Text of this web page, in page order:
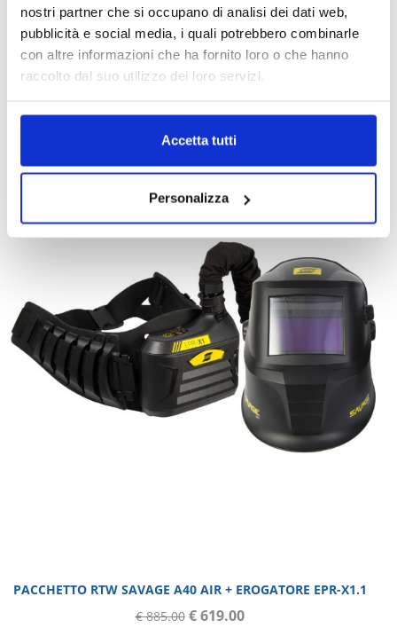
nostri partner che si occupano di analisi dei dati web,
pubblicità e social media, i quali potrebbero combinarle
con altre informazioni che ha fornito loro o che hanno
raccolto dal suo utilizzo dei loro servizi.
Accetta tutti
Personalizza
CUFFIA IGNIFUGA PER SALDATURA
€ 13.80 € 8.30
PACCHETTO RTW SAVAGE A40 AIR + EROGATORE EPR-X1.1
€ 885.00 € 619.00